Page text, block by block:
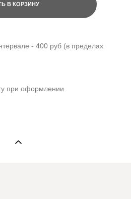
В КОРЗИНУ
- 400 руб (в пределах
при оформлении